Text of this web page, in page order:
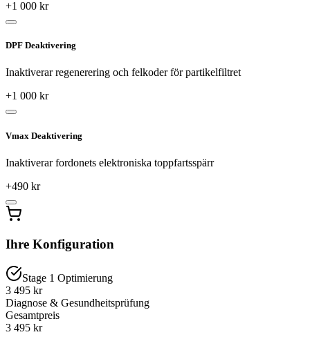
+1 000 kr
DPF Deaktivering
Inaktiverar regenerering och felkoder för partikelfiltret
+1 000 kr
Vmax Deaktivering
Inaktiverar fordonets elektroniska toppfartsspärr
+490 kr
Ihre Konfiguration
Stage 1 Optimierung
3 495 kr
Diagnose & Gesundheitsprüfung
Gesamtpreis
3 495 kr